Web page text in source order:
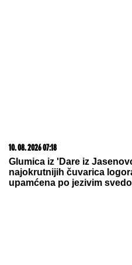
10. 08. 2026 07:18
Glumica iz 'Dare iz
najokrutnijih čuvarica
upamćena po jezivim